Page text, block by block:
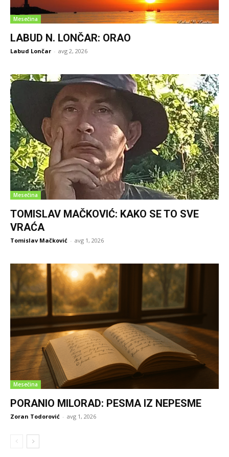
Mesečina
LABUD N. LONČAR: ORAO
Labud Lončar - avg 2, 2026
Mesečina
TOMISLAV MAČKOVIĆ: KAKO SE TO SVE
VRAĆA
Tomislav Mačković - avg 1, 2026
Mesečina
PORANIO MILORAD: PESMA IZ NEPESME
Zoran Todorović - avg 1, 2026